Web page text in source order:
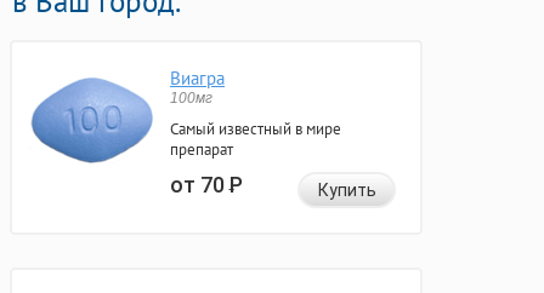
Виагра
100мг
Самый известный в мире
препарат
от 70Р Купить